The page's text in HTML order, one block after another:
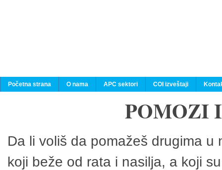
Početna strana O nama APC sektori COI izveštaji
POMOZI
Da li voliš da pomažeš drugima
koji beže od rata i nasilja, a koji